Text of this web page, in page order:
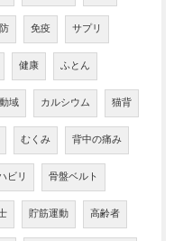
免疫 サプリ
健康 ふとん
域 カルシウム 猫背
むくみ 背中の痛み
ビリ 骨盤ベルト
貯筋運動 高齢者